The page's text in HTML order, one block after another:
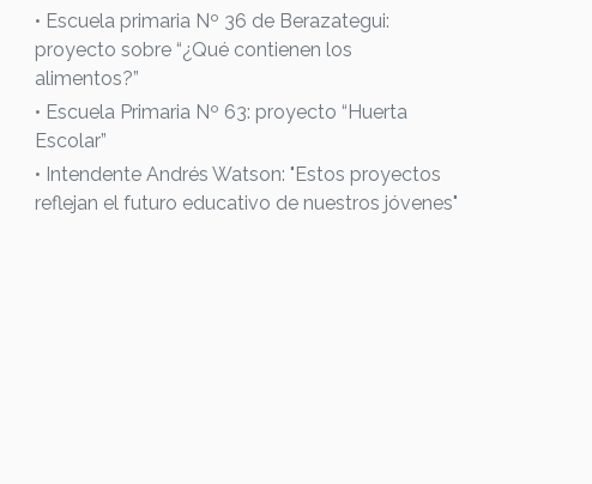
• Escuela primaria Nº 36 de Berazategui:
proyecto sobre “¿Qué contienen los
alimentos?”
• Escuela Primaria Nº 63: proyecto “Huerta
Escolar”
• Intendente Andrés Watson: "Estos proyectos
reflejan el futuro educativo de nuestros jóvenes"